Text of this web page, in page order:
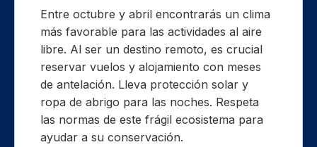
Entre octubre y abril encontrarás un clima
más favorable para las actividades al aire
libre. Al ser un destino remoto, es crucial
reservar vuelos y alojamiento con meses
de antelación. Lleva protección solar y
ropa de abrigo para las noches. Respeta
las normas de este frágil ecosistema para
ayudar a su conservación.